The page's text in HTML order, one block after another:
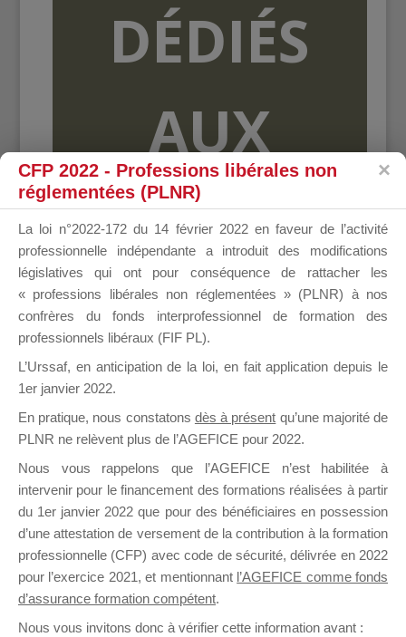
DÉDIÉS
AUX
DE
il y a 23 minutes
formation. Il accueille également les Conseillers
CFP 2022 - Professions libérales non
réglementées (PLNR)
La loi n°2022-172 du 14 février 2022 en faveur de l’activité
professionnelle indépendante a introduit des modifications
législatives qui ont pour conséquence de rattacher les
« professions libérales non réglementées » (PLNR) à nos
confrères du fonds interprofessionnel de formation des
professionnels libéraux (FIF PL).
L’Urssaf, en anticipation de la loi, en fait application depuis le
1er janvier 2022.
En pratique, nous constatons dès à présent qu’une majorité de
PLNR ne relèvent plus de l’AGEFICE pour 2022.
Nous vous rappelons que l’AGEFICE n’est habilitée à
intervenir pour le financement des formations réalisées à partir
du 1er janvier 2022 que pour des bénéficiaires en possession
d’une attestation de versement de la contribution à la formation
professionnelle (CFP) avec code de sécurité, délivrée en 2022
pour l’exercice 2021, et mentionnant l’AGEFICE comme fonds
d’assurance formation compétent.
Nous vous invitons donc à vérifier cette information avant :